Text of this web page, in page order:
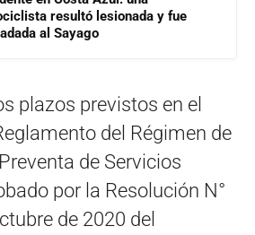
resultó lesionada y fue
al Sayago
plazos previstos en el
del Régimen de
de Servicios
por la Resolución N°
de 2020 del